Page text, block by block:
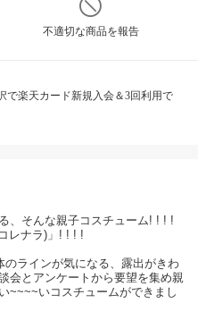
不適切な商品を報告
で楽天カード新規入会＆3回利用で
、そんな親子コスチューム! ! ! !
レナラ)」! ! ! !
のラインが気になる、露出がきわ
会とアンケートから要望を集め親
~~~~いコスチュームができまし